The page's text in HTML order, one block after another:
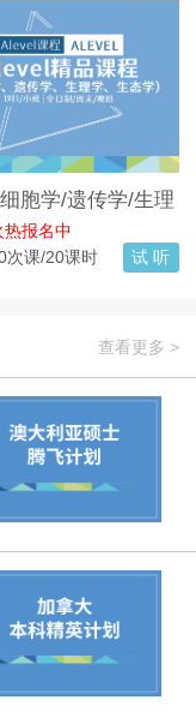
胞学/遗传学/生理
学
热报名中
次课/20课时
试 听
查看更多 >